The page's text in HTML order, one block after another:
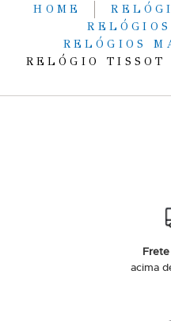
HOME
RELÓGIOS
RELÓGIO
acima